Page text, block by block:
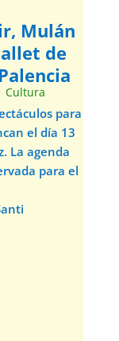
Mulán
de
Cultura
para
el día 13
La agenda
para el